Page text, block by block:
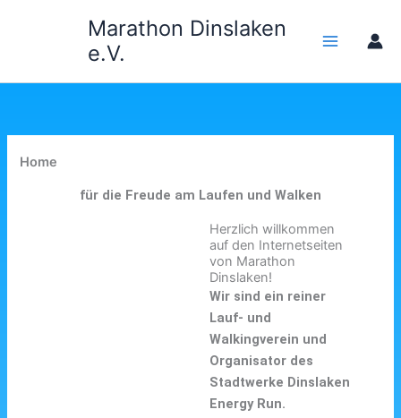
Marathon Dinslaken
e.V.
Home
für die Freude am Laufen und Walken
Herzlich willkommen
auf den Internetseiten
von Marathon
Dinslaken!
Wir sind ein reiner
Lauf- und
Walkingverein und
Organisator des
Stadtwerke Dinslaken
Energy Run.